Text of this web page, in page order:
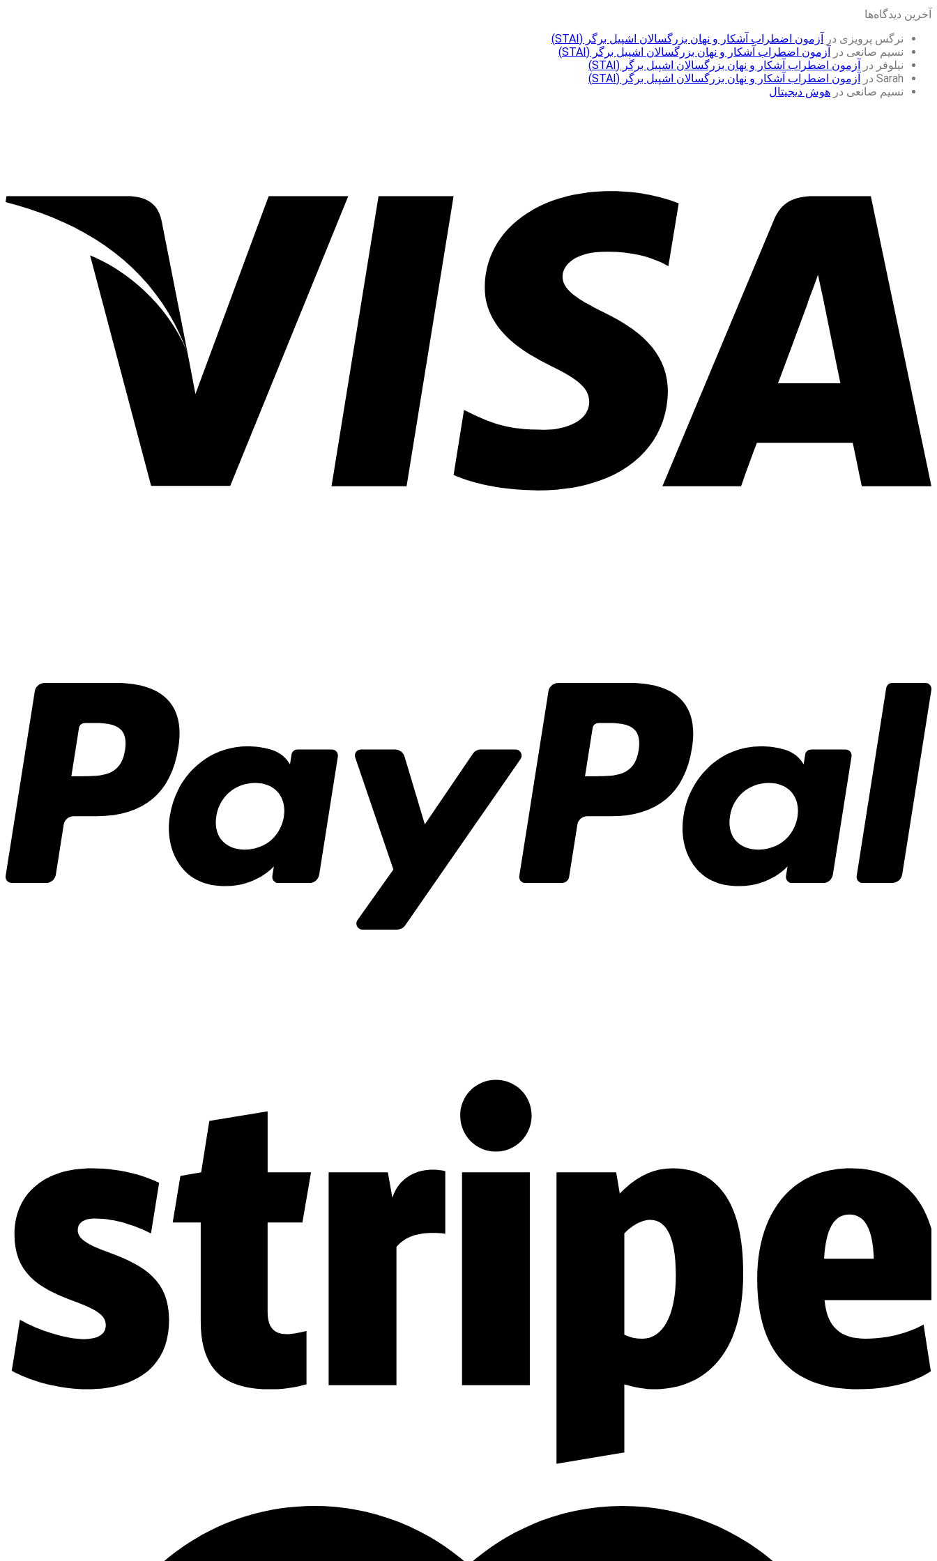
آخرین دیدگاه‌ها
نرگس پرویزی در
آزمون اضطراب آشکار و نهان بزرگسالان اشپیل برگر (STAI)
نسیم صانعی در
آزمون اضطراب آشکار و نهان بزرگسالان اشپیل برگر (STAI)
نیلوفر در
آزمون اضطراب آشکار و نهان بزرگسالان اشپیل برگر (STAI)
Sarah در
آزمون اضطراب آشکار و نهان بزرگسالان اشپیل برگر (STAI)
نسیم صانعی در هوش دیجیتال